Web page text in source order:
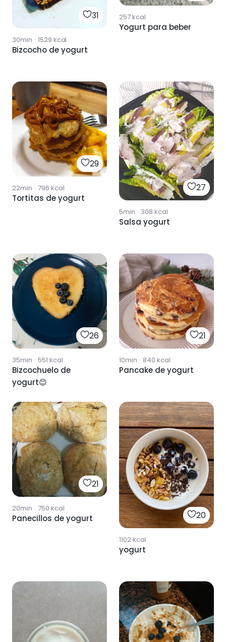
31
30min · 1529 kcal
Bizcocho de yogurt
257kcal
Yogurt para beber
29
22min · 796 kcal
Tortitas de yogurt
27
5min · 308 kcal
Salsa yogurt
26
35min · 551 kcal
Bizcochuelo de
yogurt😊
21
10min · 840 kcal
Pancake de yogurt
21
20min · 750 kcal
Panecillos de yogurt 20
1102kcal
yogurt